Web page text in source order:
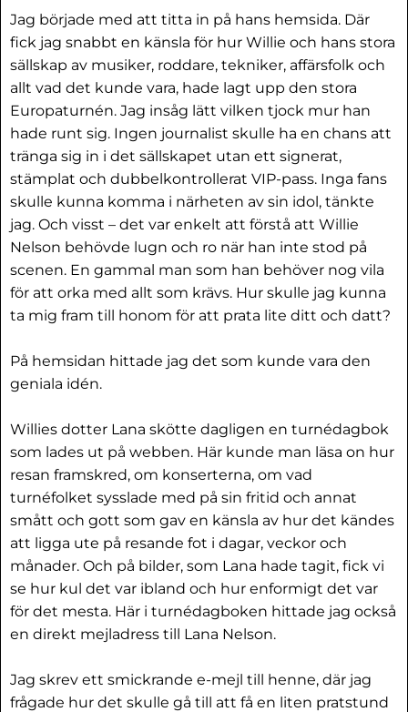
Jag började med att titta in på hans hemsida. Där
fick jag snabbt en känsla för hur Willie och hans stora
sällskap av musiker, roddare, tekniker, affärsfolk och
allt vad det kunde vara, hade lagt upp den stora
Europaturnén. Jag insåg lätt vilken tjock mur han
hade runt sig. Ingen journalist skulle ha en chans att
tränga sig in i det sällskapet utan ett signerat,
stämplat och dubbelkontrollerat VIP-pass. Inga fans
skulle kunna komma i närheten av sin idol, tänkte
jag. Och visst – det var enkelt att förstå att Willie
Nelson behövde lugn och ro när han inte stod på
scenen. En gammal man som han behöver nog vila
för att orka med allt som krävs. Hur skulle jag kunna
ta mig fram till honom för att prata lite ditt och datt?
På hemsidan hittade jag det som kunde vara den
geniala idén.
Willies dotter Lana skötte dagligen en turnédagbok
som lades ut på webben. Här kunde man läsa on hur
resan framskred, om konserterna, om vad
turnéfolket sysslade med på sin fritid och annat
smått och gott som gav en känsla av hur det kändes
att ligga ute på resande fot i dagar, veckor och
månader. Och på bilder, som Lana hade tagit, fick vi
se hur kul det var ibland och hur enformigt det var
för det mesta. Här i turnédagboken hittade jag också
en direkt mejladress till Lana Nelson.
Jag skrev ett smickrande e-mejl till henne, där jag
frågade hur det skulle gå till att få en liten pratstund